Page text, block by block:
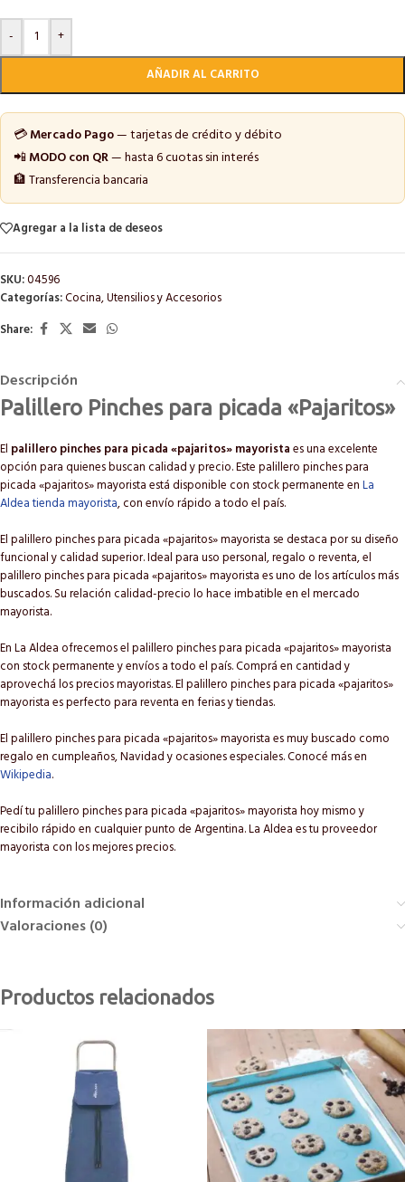
-
+
AÑADIR AL CARRITO
💳Mercado Pago— tarjetas de crédito y débito
📲MODO con QR— hasta 6 cuotas sin interés
🏦 Transferencia bancaria
Agregar a la lista de deseos
SKU:04596
Categorías:Cocina,Utensilios y Accesorios
Share:
Descripción
Palillero Pinches para picada «Pajaritos»
El palillero pinches para picada «pajaritos» mayoristaes una excelente
opción para quienes buscan calidad y precio. Este palillero pinches para
picada «pajaritos» mayorista está disponible con stock permanente enLa
Aldea tienda mayorista, con envío rápido a todo el país.
El palillero pinches para picada «pajaritos» mayorista se destaca por su diseño
funcional y calidad superior. Ideal para uso personal, regalo o reventa, el
palillero pinches para picada «pajaritos» mayorista es uno de los artículos más
buscados. Su relación calidad-precio lo hace imbatible en el mercado
mayorista.
En La Aldea ofrecemos el palillero pinches para picada «pajaritos» mayorista
con stock permanente y envíos a todo el país. Comprá en cantidad y
aprovechá los precios mayoristas. El palillero pinches para picada «pajaritos»
mayorista es perfecto para reventa en ferias y tiendas.
El palillero pinches para picada «pajaritos» mayorista es muy buscado como
regalo en cumpleaños, Navidad y ocasiones especiales. Conocé más en
Wikipedia.
Pedí tu palillero pinches para picada «pajaritos» mayorista hoy mismo y
recibilo rápido en cualquier punto de Argentina. La Aldea es tu proveedor
mayorista con los mejores precios.
Información adicional
Valoraciones (0)
Productos relacionados